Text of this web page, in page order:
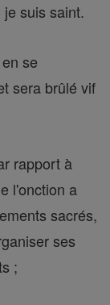
suis saint.
se
sera brûlé vif
rapport à
l'onction a
sacrés,
ses
;